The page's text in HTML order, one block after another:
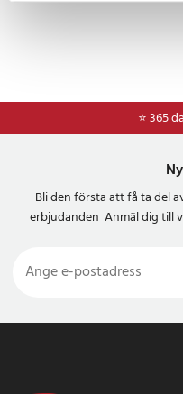
⭐ 365
Bli den första att få ta del
erbjudanden Anmäl dig till